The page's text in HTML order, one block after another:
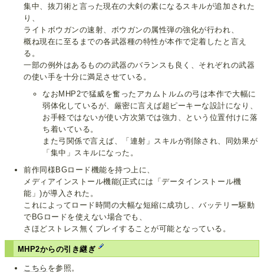
集中、抜刀術と言った現在の大剣の素になるスキルが追加された
り、
ライトボウガンの速射、ボウガンの属性弾の強化が行われ、
概ね現在に至るまでの各武器種の特性が本作で定着したと言え
る。
一部の例外はあるものの武器のバランスも良く、それぞれの武器
の使い手を十分に満足させている。
なおMHP2で猛威を奮ったアカムトルムの弓は本作で大幅に
弱体化しているが、厳密に言えば超ピーキーな設計になり、
お手軽ではないが使い方次第では強力、という位置付けに落
ち着いている。
また弓関係で言えば、「連射」スキルが削除され、同効果が
「集中」スキルになった。
前作同様BGロード機能を持つ上に、
メディアインストール機能(正式には「データインストール機
能」)が導入された。
これによってロード時間の大幅な短縮に成功し、バッテリー駆動
でBGロードを使えない場合でも、
さほどストレス無くプレイすることが可能となっている。
MHP2からの引き継ぎ
こちら を参照。